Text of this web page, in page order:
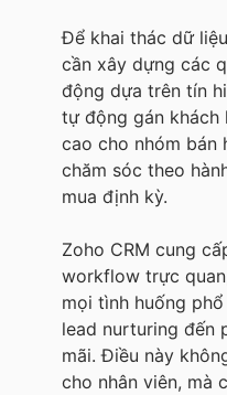
Để khai thác dữ
cần xây dựng các
động dựa trên tín
tự động gán
cao cho nhóm bán
chăm sóc theo
mua định kỳ.
Zoho CRM cung
workflow trực
mọi tình huống
lead nurturing đến
mãi. Điều này
cho nhân viên, mà